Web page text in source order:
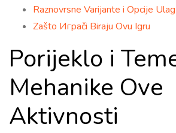
Raznovrsne Varijante i Opcije
Zašto Играči Biraju Ovu Igru
Porijeklo i
Mehanike Ove
Aktivnosti